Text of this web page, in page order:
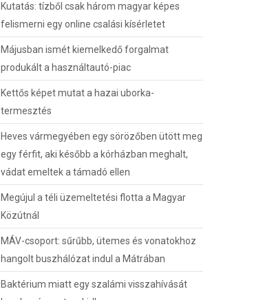
Kutatás: tízből csak három magyar képes
felismerni egy online csalási kísérletet
Májusban ismét kiemelkedő forgalmat
produkált a használtautó-piac
Kettős képet mutat a hazai uborka-
termesztés
Heves vármegyében egy sörözőben ütött meg
egy férfit, aki később a kórházban meghalt,
vádat emeltek a támadó ellen
Megújul a téli üzemeltetési flotta a Magyar
Közútnál
MÁV-csoport: sűrűbb, ütemes és vonatokhoz
hangolt buszhálózat indul a Mátrában
Baktérium miatt egy szalámi visszahívását